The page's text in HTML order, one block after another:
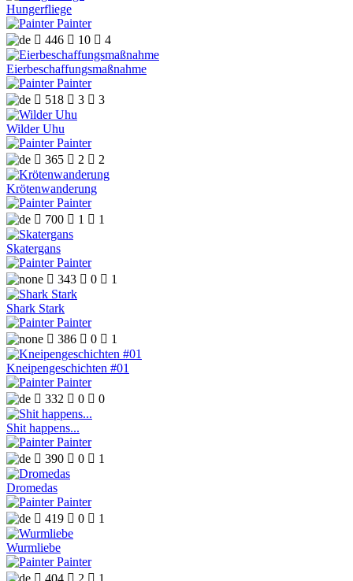
Hungerfliege
Painter
 446  10  4
Eierbeschaffungsmaßnahme
Painter
 518  3  3
Wilder Uhu
Painter
 365  2  2
Krötenwanderung
Painter
 700  1  1
Skatergans
Painter
 343  0  1
Shark Stark
Painter
 386  0  1
Kneipengeschichten #01
Painter
 332  0  0
Shit happens...
Painter
 390  0  1
Dromedas
Painter
 419  0  1
Wurmliebe
Painter
 404  2  1